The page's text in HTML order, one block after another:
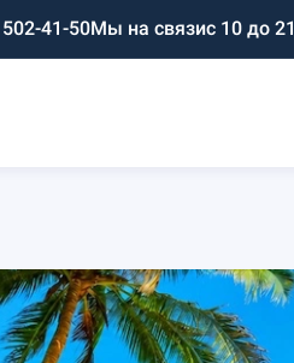
41-50Мы на связис 10 до 21